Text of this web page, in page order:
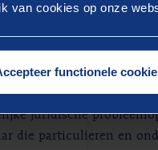
van cookies op onze
functionele
performance-
juridische
die particulieren en